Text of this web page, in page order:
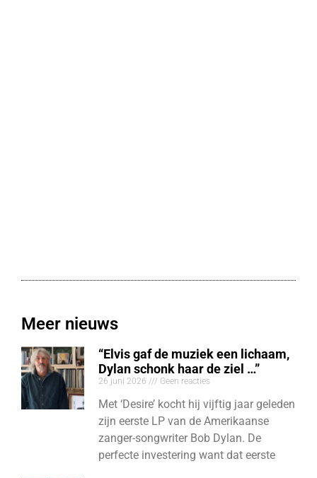
Meer nieuws
“Elvis gaf de muziek een lichaam,
Dylan schonk haar de ziel …”
26 juni 2026 Geen reacties
Met ‘Desire’ kocht hij vijftig jaar geleden
zijn eerste LP van de Amerikaanse
zanger-songwriter Bob Dylan. De
perfecte investering want dat eerste